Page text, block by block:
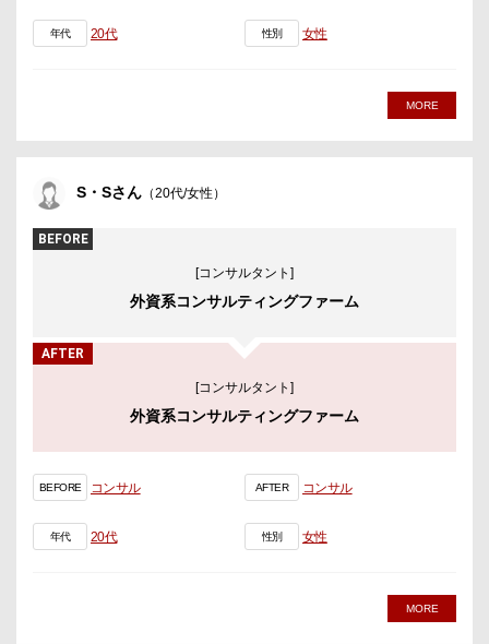
年代 20代 性別 女性
MORE
S・Sさん （20代/女性）
BEFORE
[コンサルタント]
外資系コンサルティングファーム
AFTER
[コンサルタント]
外資系コンサルティングファーム
BEFORE コンサル AFTER コンサル
年代 20代 性別 女性
MORE